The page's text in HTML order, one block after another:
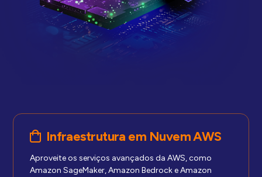
Infraestrutura em Nuvem AWS
Aproveite os serviços avançados da AWS, como
Amazon SageMaker, Amazon Bedrock e Amazon